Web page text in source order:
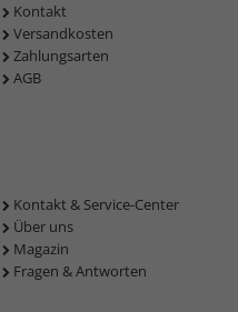
Kontakt
Versandkosten
Zahlungsarten
AGB
Kontakt & Service-Center
Über uns
Magazin
Fragen & Antworten